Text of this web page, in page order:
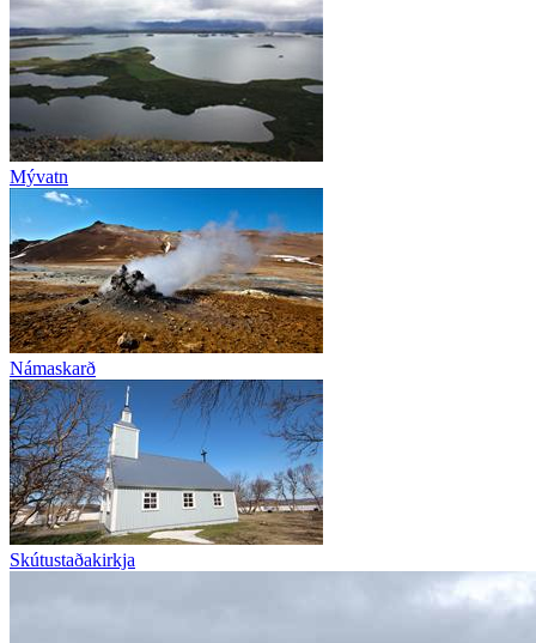
Mývatn
Námaskarð
Skútustaðakirkja